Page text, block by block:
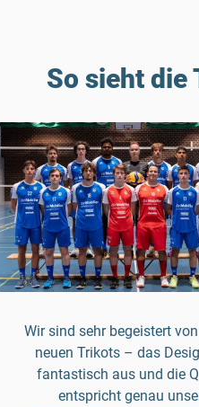
So sieht die
Wir sind sehr begeistert
neuen Trikots – das
fantastisch aus und die
entspricht genau